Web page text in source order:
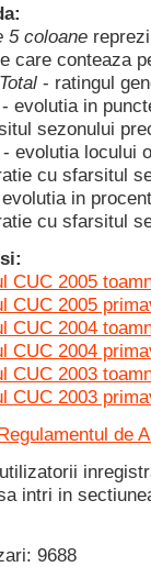
5 coloane
care conteaza
- ratingul
- evolutia in
sezonului
- evolutia locului
cu sfarsitul
in
cu sfarsitul
CUC 2005
CUC 2005
CUC 2004
CUC 2004
CUC 2003
CUC 2003
de
intri in
9688